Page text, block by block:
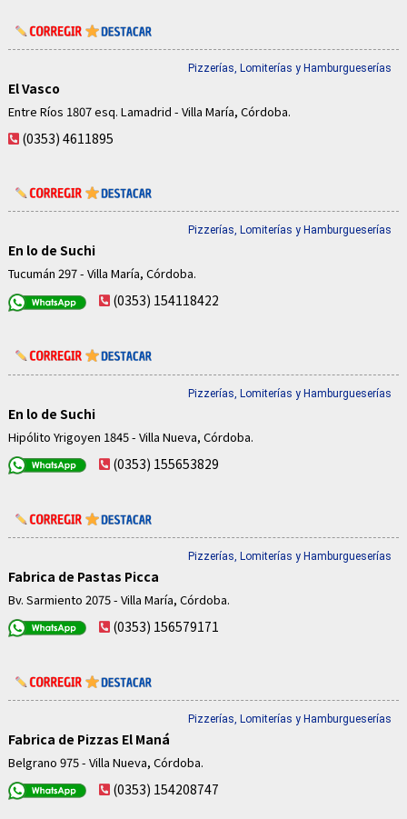
Pizzerías, Lomiterías y Hamburgueserías
El Vasco
Entre Ríos 1807 esq. Lamadrid - Villa María, Córdoba.
(0353) 4611895
Pizzerías, Lomiterías y Hamburgueserías
En lo de Suchi
Tucumán 297 - Villa María, Córdoba.
(0353) 154118422
Pizzerías, Lomiterías y Hamburgueserías
En lo de Suchi
Hipólito Yrigoyen 1845 - Villa Nueva, Córdoba.
(0353) 155653829
Pizzerías, Lomiterías y Hamburgueserías
Fabrica de Pastas Picca
Bv. Sarmiento 2075 - Villa María, Córdoba.
(0353) 156579171
Pizzerías, Lomiterías y Hamburgueserías
Fabrica de Pizzas El Maná
Belgrano 975 - Villa Nueva, Córdoba.
(0353) 154208747